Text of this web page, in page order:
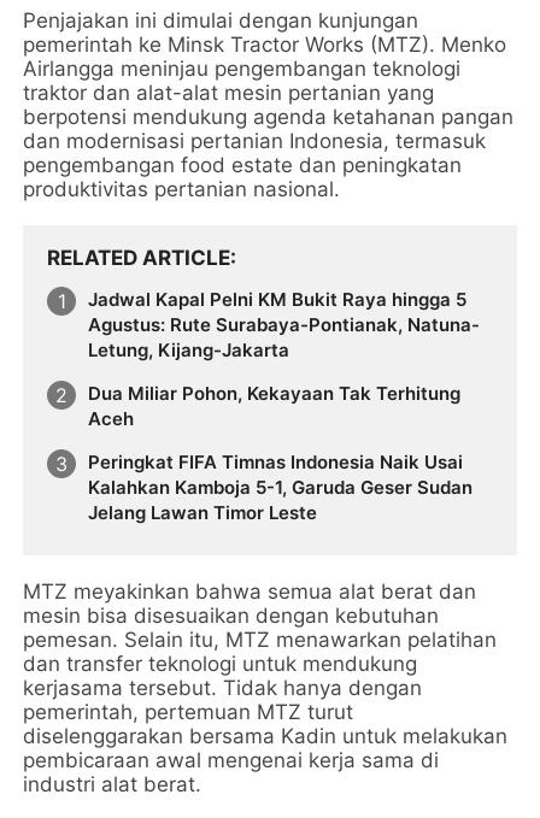
Penjajakan ini dimulai dengan kunjungan
pemerintah ke Minsk Tractor Works (MTZ). Menko
Airlangga meninjau pengembangan teknologi
traktor dan alat-alat mesin pertanian yang
berpotensi mendukung agenda ketahanan pangan
dan modernisasi pertanian Indonesia, termasuk
pengembangan food estate dan peningkatan
produktivitas pertanian nasional.
RELATED ARTICLE
Jadwal Kapal Pelni KM Bukit Raya hingga 5
Agustus: Rute Surabaya-Pontianak, Natuna-
Letung, Kijang-Jakarta
Dua Miliar Pohon, Kekayaan Tak Terhitung
Aceh
Peringkat FIFA Timnas Indonesia Naik Usai
Kalahkan Kamboja 5-1, Garuda Geser Sudan
Jelang Lawan Timor Leste
MTZ meyakinkan bahwa semua alat berat dan
mesin bisa disesuaikan dengan kebutuhan
pemesan. Selain itu, MTZ menawarkan pelatihan
dan transfer teknologi untuk mendukung
kerjasama tersebut. Tidak hanya dengan
pemerintah, pertemuan MTZ turut
diselenggarakan bersama Kadin untuk melakukan
pembicaraan awal mengenai kerja sama di
industri alat berat.